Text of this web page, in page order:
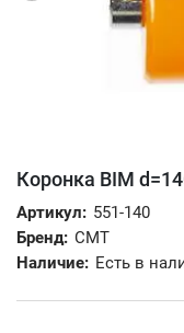
Коронка BIM
Артикул: 551-140
Бренд: CMT
Наличие: Есть в